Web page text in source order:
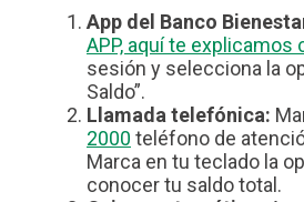
App del Banco
APP, aquí te explicamos
sesión y selecciona la
Saldo”.
Llamada telefónica:
2000 teléfono de
Marca en tu teclado la
conocer tu saldo total.